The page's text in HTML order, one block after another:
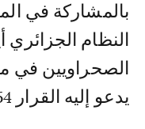
بالمشاركة في
النظام
الصحراويين في
يدعو إليه القرار 2654 بإلحاح.